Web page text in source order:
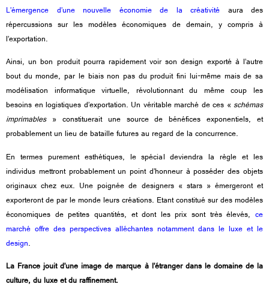
L’émergence d’une nouvelle économie de la créativité aura des
répercussions sur les modèles économiques de demain, y compris à
l’exportation.
Ainsi, un bon produit pourra rapidement voir son design exporté à l’autre
bout du monde, par le biais non pas du produit fini lui-même mais de sa
modélisation informatique virtuelle, révolutionnant du même coup les
besoins en logistiques d’exportation. Un véritable marché de ces «schémas
imprimables» constituerait une source de bénéfices exponentiels, et
probablement un lieu de bataille futures au regard de la concurrence.
En termes purement esthétiques, le spécial deviendra la règle et les
individus mettront probablement un point d’honneur à posséder des objets
originaux chez eux. Une poignée de designers « stars » émergeront et
exporteront de par le monde leurs créations. Etant constitué sur des modèles
économiques de petites quantités, et dont les prix sont très élevés, ce
marché offre des perspectives alléchantes notamment dans le luxe et le
design.
La France jouit d’une image de marque à l’étranger dans le domaine de la
culture, du luxe et du raffinement.